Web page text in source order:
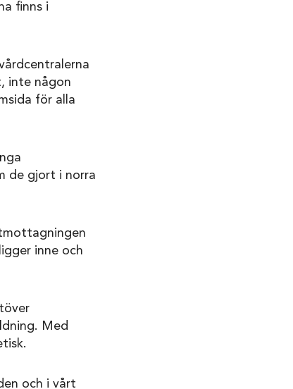
finns i
inte någon
för alla
de gjort i norra
inne och
Med
och i vårt